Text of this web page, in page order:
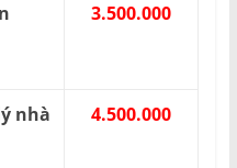
3.500.000
nhà
4.500.000